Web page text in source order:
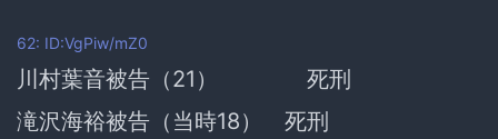
62: ID:VgPiw/mZ0
川村葉音被告（21） 死刑
滝沢海裕被告（当時18） 死刑